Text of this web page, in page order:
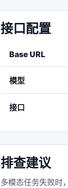
接口配置
Base URL
模型
接口
排查建议
多模态任务失败时